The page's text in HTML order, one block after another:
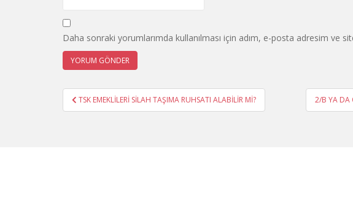
Daha sonraki yorumlarımda kullanılması için adım, e-posta adresim ve
Yazı
gezinmesi
TSK EMEKLİLERİ SİLAH TAŞIMA RUHSATI ALABİLİR Mİ? 2/B YA DA